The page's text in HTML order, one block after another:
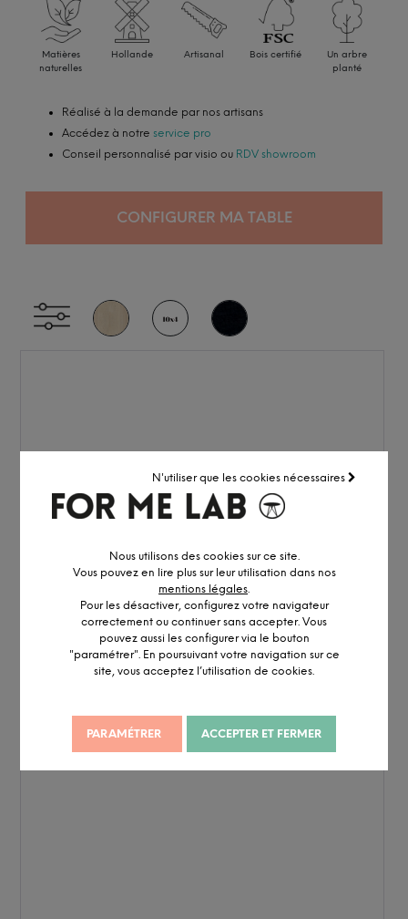
N'utiliser que les cookies nécessaires
Nous utilisons des cookies sur ce site.
Vous pouvez en lire plus sur leur utilisation dans nos
mentions légales.
Pour les désactiver, configurez votre navigateur
correctement ou continuer sans accepter. Vous
pouvez aussi les configurer via le bouton
"paramétrer". En poursuivant votre navigation sur ce
site, vous acceptez l’utilisation de cookies.
PARAMÉTRER ACCEPTER ET FERMER
Matières
naturelles
Hollande Artisanal Bois certifié
Un arbre
planté
Réalisé à la demande par nos artisans
Accédez à notre service pro
Conseil personnalisé par visio ou RDV showroom
CONFIGURER MA TABLE